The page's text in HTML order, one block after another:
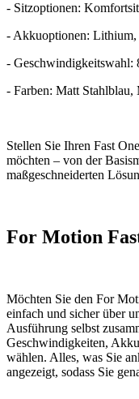
- Sitzoptionen:
- Akkuoptionen: Lithium,
- Geschwindigkeitswahl:
- Farben: Matt
Stellen Sie Ihren Fast
möchten – von der
maßgeschneiderten
For Motion
Möchten Sie den For
einfach und sicher über
Ausführung selbst
Geschwindigkeiten,
wählen. Alles, was Sie
angezeigt, sodass Sie